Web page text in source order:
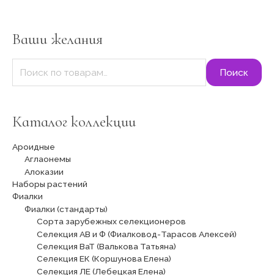
Ваши желания
ь
:
Поиск
Каталог коллекции
Ароидные
Аглаонемы
Алоказии
Наборы растений
Фиалки
Фиалки (стандарты)
Сорта зарубежных селекционеров
Селекция АВ и Ф (Фиалковод-Тарасов Алексей)
Селекция ВаТ (Валькова Татьяна)
Селекция ЕК (Коршунова Елена)
Селекция ЛЕ (Лебецкая Елена)